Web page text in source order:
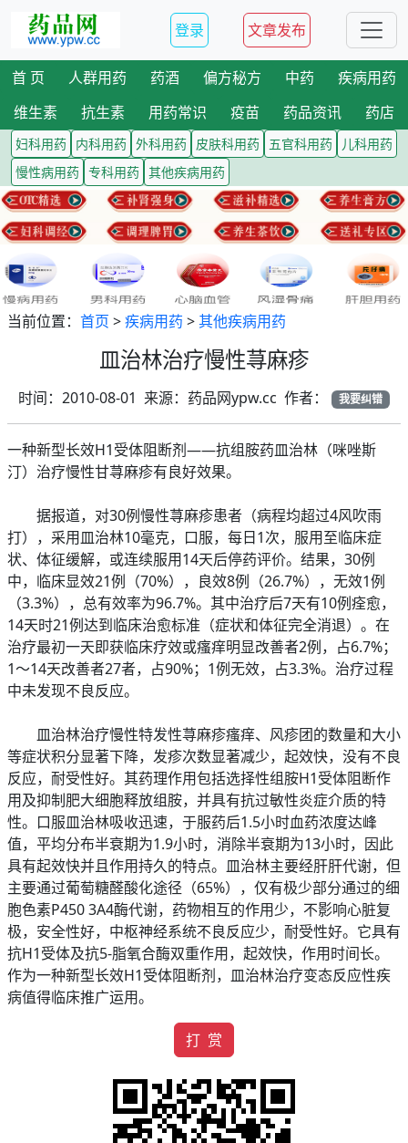
登录 文章发布
首 页 人群用药 药酒 偏方秘方 中药
疾病用药
维生素
抗生素 用药常识 疫苗 药品资讯 药店
妇科用药 内科用药 外科用药 皮肤科用药 五官科用药
儿科用药
慢性病用药 专科用药 其他疾病用药
当前位置： 首页 >疾病用药 >其他疾病用药
皿治林治疗慢性荨麻疹
时间：2010-08-01 来源：药品网ypw.cc 作者： 我要纠错
一种新型长效H1受体阻断剂——抗组胺药皿治林（咪唑斯
汀）治疗慢性甘荨麻疹有良好效果。
据报道，对30例慢性荨麻疹患者（病程均超过4风吹雨
打），采用皿治林10毫克，口服，每日1次，服用至临床症
状、体征缓解，或连续服用14天后停药评价。结果，30例
中，临床显效21例（70%），良效8例（26.7%），无效1例
（3.3%），总有效率为96.7%。其中治疗后7天有10例痊愈，
14天时21例达到临床治愈标准（症状和体征完全消退）。在
治疗最初一天即获临床疗效或瘙痒明显改善者2例，占6.7%；
1～14天改善者27者，占90%；1例无效，占3.3%。治疗过程
中未发现不良反应。
皿治林治疗慢性特发性荨麻疹瘙痒、风疹团的数量和大小
等症状积分显著下降，发疹次数显著减少，起效快，没有不良
反应，耐受性好。其药理作用包括选择性组胺H1受体阻断作
用及抑制肥大细胞释放组胺，并具有抗过敏性炎症介质的特
性。口服皿治林吸收迅速，于服药后1.5小时血药浓度达峰
值，平均分布半衰期为1.9小时，消除半衰期为13小时，因此
具有起效快并且作用持久的特点。皿治林主要经肝肝代谢，但
主要通过葡萄糖醛酸化途径（65%），仅有极少部分通过的细
胞色素P450 3A4酶代谢，药物相互的作用少，不影响心脏复
极，安全性好，中枢神经系统不良反应少，耐受性好。它具有
抗H1受体及抗5-脂氧合酶双重作用，起效快，作用时间长。
作为一种新型长效H1受体阻断剂，皿治林治疗变态反应性疾
病值得临床推广运用。
打 赏